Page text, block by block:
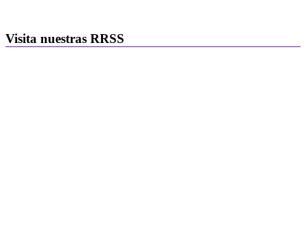
Visita nuestras RRSS